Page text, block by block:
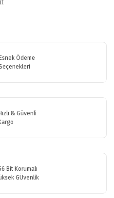
siz yapın!
ederiz.
görüntülenemiyor.
pahalı.
Ödeme
& Güvenli
Bit Korumalı
GÜvenlik